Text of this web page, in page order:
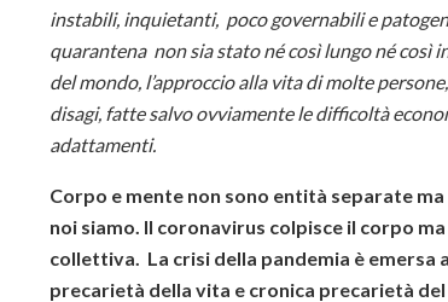
instabili, inquietanti, poco governabili e
quarantena non sia stato né così lungo né così
del mondo, l’approccio alla vita di molte
disagi, fatte salvo ovviamente le difficoltà
adattamenti.
Corpo e mente non sono entità separate
noi siamo. Il coronavirus colpisce il corpo
collettiva. La crisi della pandemia è emersa
precarietà della vita e cronica precarietà